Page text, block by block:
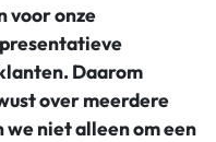
voor onze
Daarom
over meerdere
niet alleen om een